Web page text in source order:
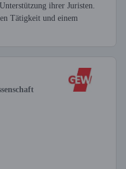
ihrer Juristen.
Tätigkeit und einem